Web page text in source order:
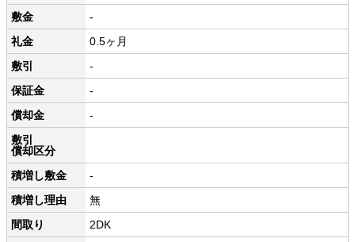
敷金
-
礼金
0.5ヶ月
敷引
-
保証金
-
償却金
-
敷引
償却区分
積増し敷金
-
積増し理由
無
間取り
2DK